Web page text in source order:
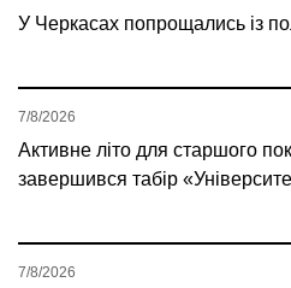
У Черкасах попрощались із
Активне літо для старшого
завершився табір
7/8/2026
7/8/2026